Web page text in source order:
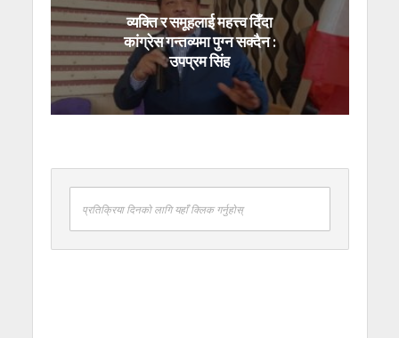
व्यक्ति र समूहलाई महत्त्व दिँदा
कांग्रेस गन्तव्यमा पुग्न सक्दैन :
उपप्रम सिंह
प्रतिक्रिया दिनको लागि यहाँ क्लिक गर्नुहोस्